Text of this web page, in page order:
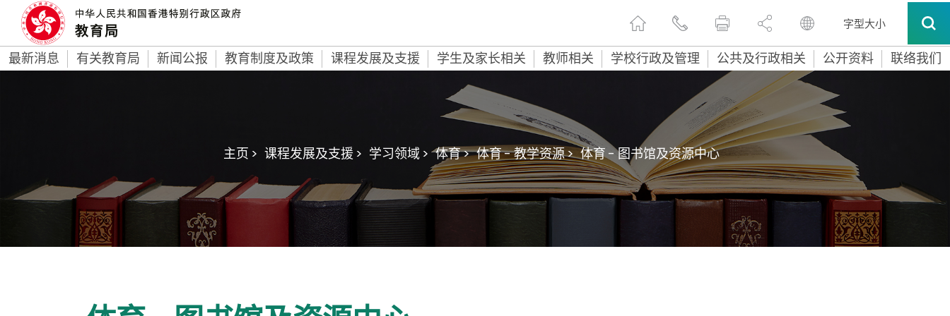
字型大小
最新消息 有关教育局 新闻公报 教育制度及政策 课程发展及支援 学生及家长相关 教师相关 学校行政及管理 公共及行政相关 公开资料 联络我们
主页 > 课程发展及支援 > 学习领域 > 体育 > 体育 - 教学资源 > 体育 - 图书馆及资源中心